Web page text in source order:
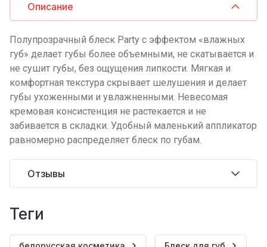
Описание
Полупрозрачный блеск Party с эффектом «влажных
губ» делает губы более объемными, не скатывается и
не сушит губы, без ощущения липкости. Мягкая и
комфортная текстура скрывает шелушения и делает
губы ухоженными и увлажненными. Невесомая
кремовая консистенция не растекается и не
забивается в складки. Удобный маленький аппликатор
равномерно распределяет блеск по губам.
Отзывы
теги